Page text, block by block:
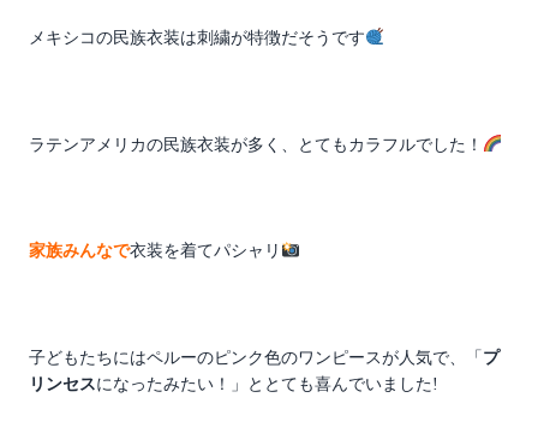
メキシコの民族衣装は刺繍が特徴だそうです
ラテンアメリカの民族衣装が多く、とてもカラフルでした！
家族みんなで衣装を着てパシャリ
子どもたちにはペルーのピンク色のワンピースが人気で、「 プ
リンセスになったみたい！」ととても喜んでいました!